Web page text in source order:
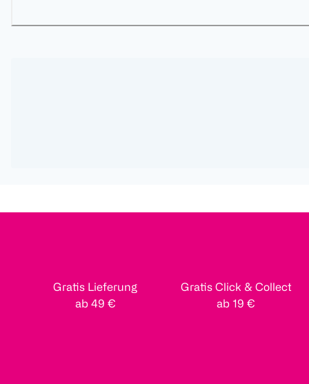
Gratis Lieferung
ab 49 €
Gratis Click & Collect
ab 19 €